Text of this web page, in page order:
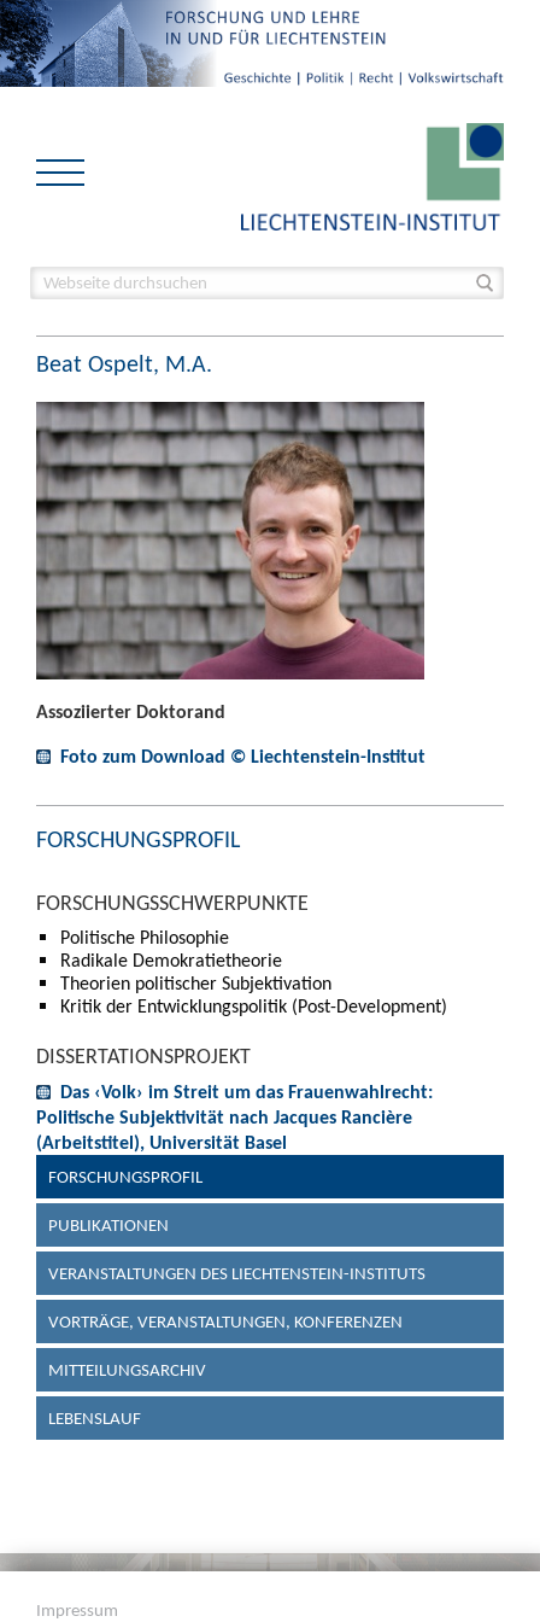
Beat Ospelt, M.A.
Assoziierter Doktorand
Foto zum Download © Liechtenstein-Institut
FORSCHUNGSPROFIL
FORSCHUNGSSCHWERPUNKTE
Politische Philosophie
Radikale Demokratietheorie
Theorien politischer Subjektivation
Kritik der Entwicklungspolitik (Post-Development)
DISSERTATIONSPROJEKT
Das ‹Volk› im Streit um das Frauenwahlrecht:
Politische Subjektivität nach Jacques Rancière
(Arbeitstitel), Universität Basel
FORSCHUNGSPROFIL
PUBLIKATIONEN
VERANSTALTUNGEN DES LIECHTENSTEIN-INSTITUTS
VORTRÄGE, VERANSTALTUNGEN, KONFERENZEN
MITTEILUNGSARCHIV
LEBENSLAUF
Impressum